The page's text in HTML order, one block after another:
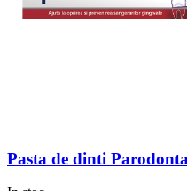
Pasta de dinti